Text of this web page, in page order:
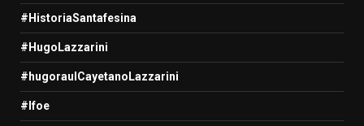
#HistoriaSantafesina
#HugoLazzarini
#hugoraulCayetanoLazzarini
#Ifoe